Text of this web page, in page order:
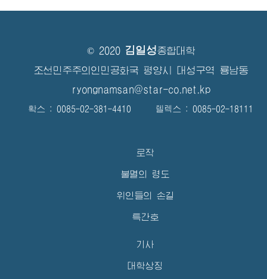
© 2020 김일성종합대학
조선민주주의인민공화국 평양시 대성구역 룡남동
ryongnamsan@star-co.net.kp
확스 : 0085-02-381-4410 텔렉스 : 0085-02-18111
로작
불멸의 령도
위인들의 손길
특간호
기사
대학상징